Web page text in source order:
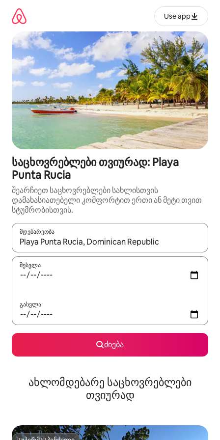
გადასვლა
Use app
საცხოვრებლები თვიურად: Playa
Punta Rucia
შეარჩიეთ საცხოვრებლები სახლისთვის
დამახასიათებელი კომფორტით ერთი ან მეტი თვით
სტუმრობისთვის.
მდებარეობა
როცა შედეგები ხელმისაწვდომი გახდება, ნავიგაციისთვის
შესვლა
გასვლა
ძიება
ახლომდებარე საცხოვრებლები
თვიურად